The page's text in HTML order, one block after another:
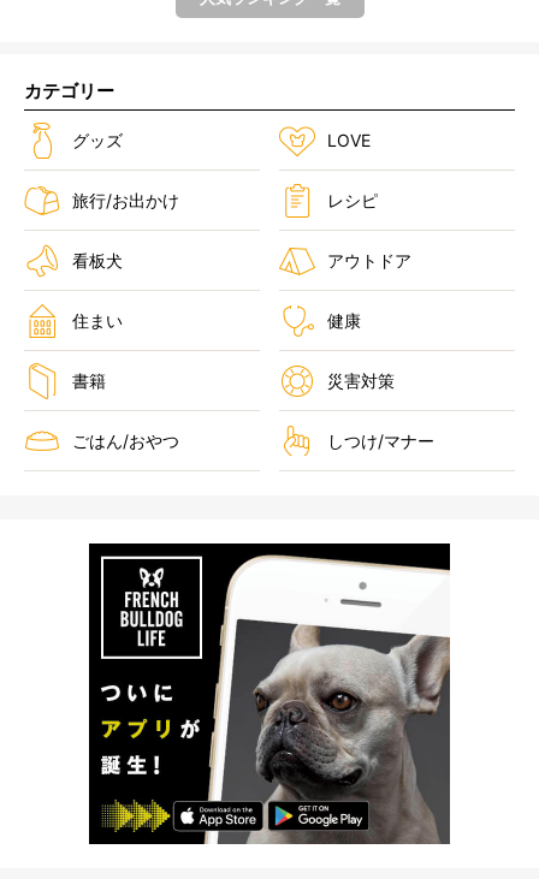
カテゴリー
グッズ LOVE
旅行/お出かけ レシピ
看板犬 アウトドア
住まい 健康
書籍 災害対策
ごはん/おやつ しつけ/マナー